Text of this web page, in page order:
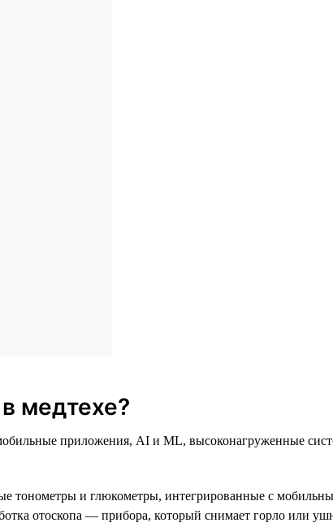
медтехе?
приложения, AI и ML, высоконагруженные
и глюкометры, интегрированные с
отоскопа — прибора, который снимает горло или